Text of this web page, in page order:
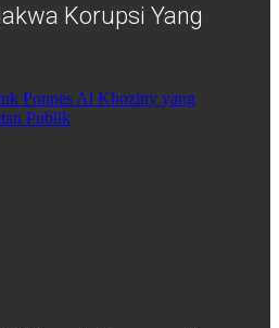
Korupsi Yang